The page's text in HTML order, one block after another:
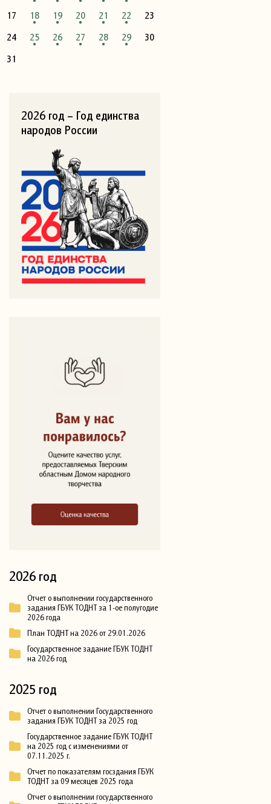
17
18 19 20 21 22
23
24
25 26 27 28 29
30
31
2026 год – Год единства
народов России
2026 год
Отчет о выполнении государственного
задания ГБУК ТОДНТ за 1-ое полугодие
2026 года
План ТОДНТ на 2026 от 29.01.2026
Государственное задание ГБУК ТОДНТ
на 2026 год
2025 год
Отчет о выполнении Государственного
задания ГБУК ТОДНТ за 2025 год
Государственное задание ГБУК ТОДНТ
на 2025 год с изменениями от
07.11.2025 г.
Отчет по показателям госздания ГБУК
ТОДНТ за 09 месяцев 2025 года
Отчет о выполнении государственного